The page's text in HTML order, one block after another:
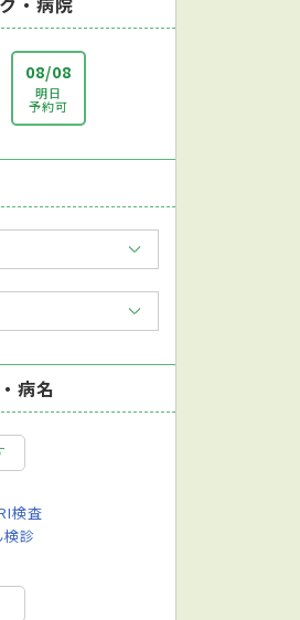
08/08
明日
予約可
病名
検査
診